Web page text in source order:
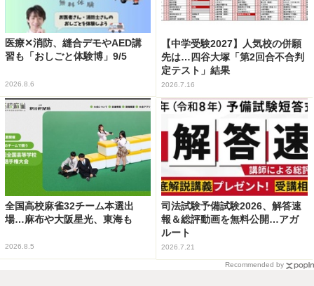
医療✕消防、縫合デモやAED講
習も「おしごと体験博」9/5
2026.8.6
【中学受験2027】人気校の併願
先は…四谷大塚「第2回合不合判
定テスト」結果
2026.7.16
全国高校麻雀32チーム本選出
場…麻布や大阪星光、東海も
2026.8.5
司法試験予備試験2026、解答速
報＆総評動画を無料公開…アガ
ルート
2026.7.21
Recommended by